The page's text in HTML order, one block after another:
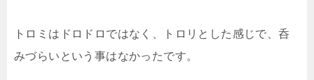
トロミはドロドロではなく、トロリとした感じで、呑
みづらいという事はなかったです。